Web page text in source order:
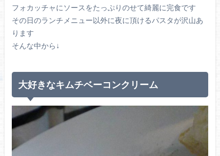
フォカッチャにソースをたっぷりのせて綺麗に完食です
その日のランチメニュー以外に夜に頂けるパスタが沢山あ
ります
そんな中から↓
大好きなキムチベーコンクリーム